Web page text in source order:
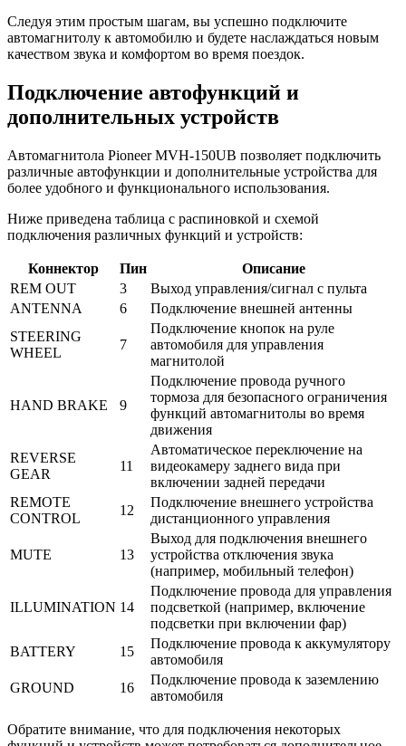
Следуя этим простым шагам, вы успешно подключите
автомагнитолу к автомобилю и будете наслаждаться новым
качеством звука и комфортом во время поездок.
Подключение автофункций и
дополнительных устройств
Автомагнитола Pioneer MVH-150UB позволяет подключить
различные автофункции и дополнительные устройства для
более удобного и функционального использования.
Ниже приведена таблица с распиновкой и схемой
подключения различных функций и устройств:
Коннектор Пин
Описание
REM OUT
3
Выход управления/сигнал с пульта
ANTENNA
6
Подключение внешней антенны
STEERING
WHEEL
7
Подключение кнопок на руле
автомобиля для управления
магнитолой
HAND BRAKE 9
Подключение провода ручного
тормоза для безопасного ограничения
функций автомагнитолы во время
движения
REVERSE
GEAR
11
Автоматическое переключение на
видеокамеру заднего вида при
включении задней передачи
REMOTE
CONTROL
12
Подключение внешнего устройства
дистанционного управления
MUTE 13
Выход для подключения внешнего
устройства отключения звука
(например, мобильный телефон)
ILLUMINATION 14
Подключение провода для управления
подсветкой (например, включение
подсветки при включении фар)
BATTERY
15
Подключение провода к аккумулятору
автомобиля
GROUND
16
Подключение провода к заземлению
автомобиля
Обратите внимание, что для подключения некоторых